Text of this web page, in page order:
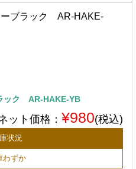
ック AR-HAKE-YB
ット価格： ¥980(税込)
状況
わずか